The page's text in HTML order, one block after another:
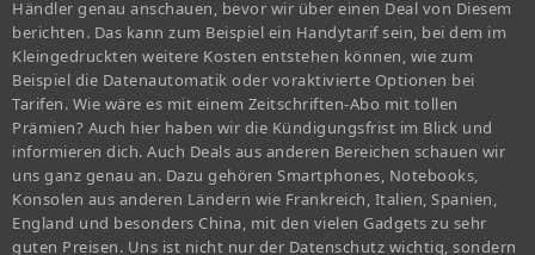
Händler genau anschauen, bevor wir über einen Deal von Diesem
berichten. Das kann zum Beispiel ein Handytarif sein, bei dem im
Kleingedruckten weitere Kosten entstehen können, wie zum
Beispiel die Datenautomatik oder voraktivierte Optionen bei
Tarifen. Wie wäre es mit einem Zeitschriften-Abo mit tollen
Prämien? Auch hier haben wir die Kündigungsfrist im Blick und
informieren dich. Auch Deals aus anderen Bereichen schauen wir
uns ganz genau an. Dazu gehören Smartphones, Notebooks,
Konsolen aus anderen Ländern wie Frankreich, Italien, Spanien,
England und besonders China, mit den vielen Gadgets zu sehr
guten Preisen. Uns ist nicht nur der Datenschutz wichtig, sondern